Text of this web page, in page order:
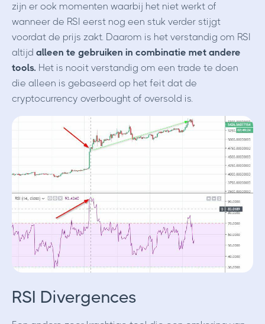
zijn er ook momenten waarbij het niet werkt of
wanneer de RSI eerst nog een stuk verder stijgt
voordat de prijs zakt. Daarom is het verstandig om RSI
altijd alleen te gebruiken in combinatie met andere
tools. Het is nooit verstandig om een trade te doen
die alleen is gebaseerd op het feit dat de
cryptocurrency overbought of oversold is.
RSI Divergences